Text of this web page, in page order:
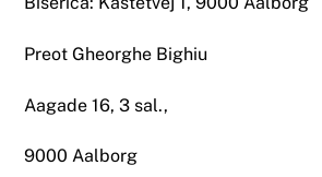
Preot Gheorghe Bighiu
Aagade 16, 3 sal.,
9000 Aalborg